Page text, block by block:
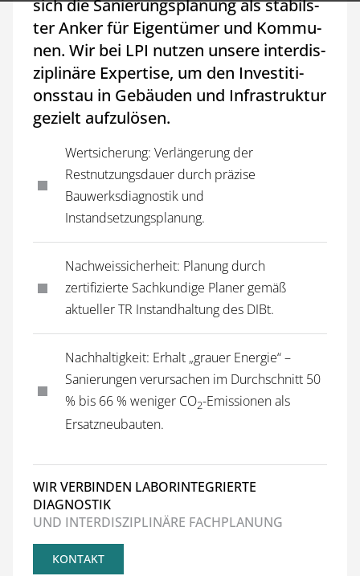
sich die Sa­nie­rungs­pla­nung als sta­bils­
ter An­ker für Ei­gen­tü­mer und Kom­mu­
nen. Wir bei LPI nut­zen un­se­re in­ter­dis­
zi­pli­nä­re Ex­per­ti­se, um den In­ves­ti­ti­
ons­stau in Ge­bäu­den und In­fra­struk­tur
ge­zielt aufzulösen.
Wertsicherung: Verlängerung der
Restnutzungsdauer durch präzise
Bauwerksdiagnostik und
Instandsetzungsplanung.
Nachweissicherheit: Planung durch
zertifizierte Sachkundige Planer gemäß
aktueller TR Instandhaltung des DIBt.
Nachhaltigkeit: Erhalt „grauer Energie“ –
Sanierungen verursachen im Durchschnitt 50
% bis 66 % weniger CO2-Emissionen als
Ersatzneubauten.
WIR VERBINDEN LABORINTEGRIERTE
DIAGNOSTIK
UND INTERDISZIPLINÄRE FACHPLANUNG
KONTAKT